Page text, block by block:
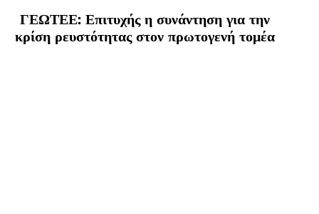
ΓΕΩΤΕΕ: Επιτυχής η συνάντηση για την
κρίση ρευστότητας στον πρωτογενή τομέα